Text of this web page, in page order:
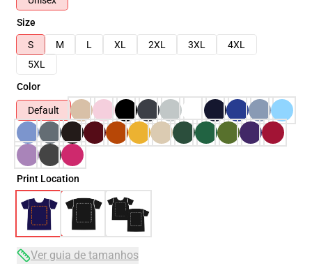
Size
S
M L XL 2XL 3XL
4XL
5XL
Color
Default
Print Location
Ver guia de tamanhos